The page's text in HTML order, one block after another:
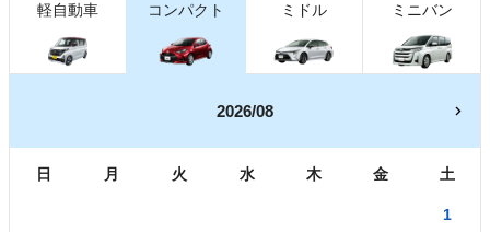
軽自動車 コンパクト ミドル ミニバン
2026/08
日 月 火 水 木 金 土
1